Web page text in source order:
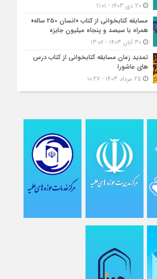
20 دی 1403 - 11:01
مسابقه کتاب‎خوانی از کتاب «انسان 250 ساله»
همراه با سیصد و پنجاه میلیون جایزه
30 آبان 1403 - 13:06
تمدید زمان مسابقه کتابخوانی از کتاب درس
های عاشورا
25 مرداد 1403 - 10:27